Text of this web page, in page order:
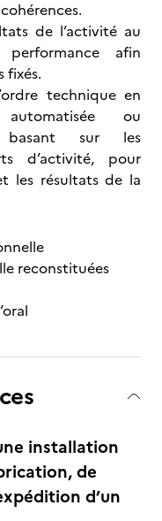
de l’activité au
afin
fixés.
technique en
ou
basant sur les
d’activité, pour
les résultats de la
reconstituées
installation
de
d’un